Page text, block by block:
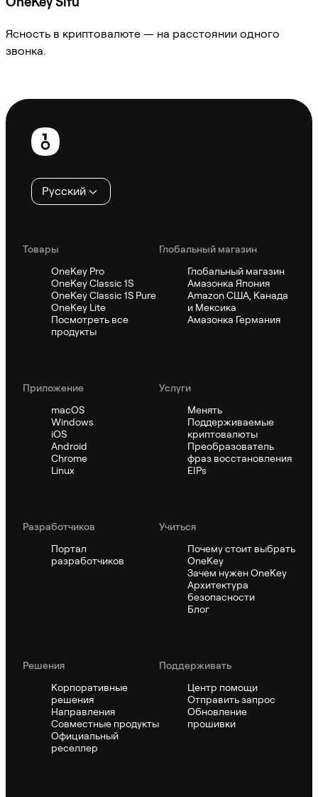
Ясность в криптовалюте — на расстоянии одного
звонка.
Нижний
колонтитул
Русский
Товары
OneKey Pro
OneKey Classic 1S
OneKey Classic 1S Pure
OneKey Lite
Посмотреть все
продукты
Глобальный магазин
Глобальный магазин
Амазонка Япония
Amazon США, Канада
и Мексика
Амазонка Германия
Приложение
macOS
Windows
iOS
Android
Chrome
Linux
Услуги
Менять
Поддерживаемые
криптовалюты
Преобразователь
фраз восстановления
EIPs
Pазработчиков
Портал
разработчиков
Учиться
Почему стоит выбрать
OneKey
Зачем нужен OneKey
Архитектура
безопасности
Блог
Решения
Корпоративные
решения
Направления
Совместные продукты
Официальный
реселлер
Поддерживать
Центр помощи
Отправить запрос
Обновление
прошивки